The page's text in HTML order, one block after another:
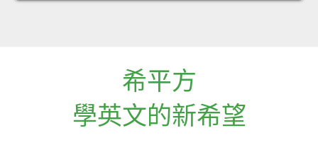
希平方
學英文的新希望